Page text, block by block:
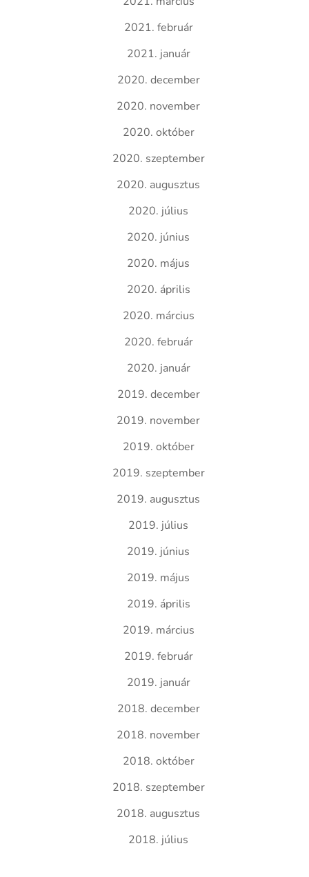
2021. február
2021. január
2020. december
2020. november
2020. október
2020. szeptember
2020. augusztus
2020. július
2020. június
2020. május
2020. április
2020. március
2020. február
2020. január
2019. december
2019. november
2019. október
2019. szeptember
2019. augusztus
2019. július
2019. június
2019. május
2019. április
2019. március
2019. február
2019. január
2018. december
2018. november
2018. október
2018. szeptember
2018. augusztus
2018. július